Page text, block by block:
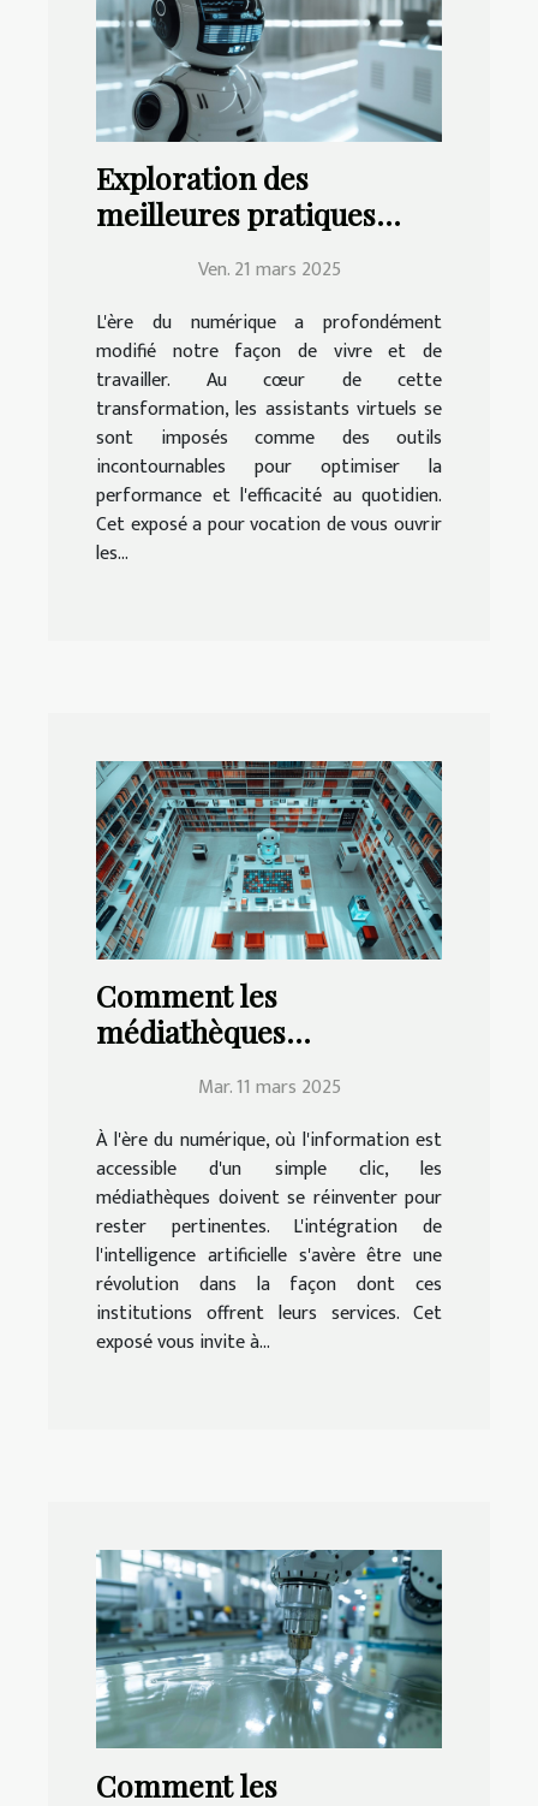
Exploration des
meilleures pratiques
d'un assistant virtuel
efficace
Ven. 21 mars 2025
L'ère du numérique a profondément
modifié notre façon de vivre et de
travailler. Au cœur de cette
transformation, les assistants virtuels se
sont imposés comme des outils
incontournables pour optimiser la
performance et l'efficacité au quotidien.
Cet exposé a pour vocation de vous ouvrir
les...
Comment les
médiathèques
services avec
l'intelligence artificielle
Mar. 11 mars 2025
À l'ère du numérique, où l'information est
accessible d'un simple clic, les
médiathèques doivent se réinventer pour
rester pertinentes. L'intégration de
l'intelligence artificielle s'avère être une
révolution dans la façon dont ces
institutions offrent leurs services. Cet
exposé vous invite à...
Comment les